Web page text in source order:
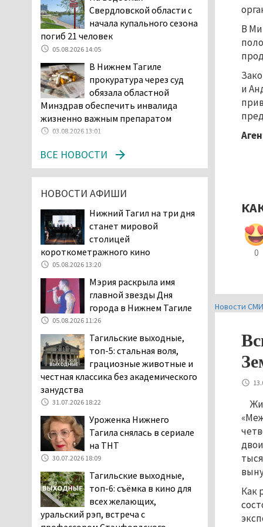
В
и
0
Новости
Как
начала купального сезона
погиб 21 человек
05.08.2026 14:05
Нижний Тагил на три дня
станет мировой
столицей
короткометражного кино
05.08.2026 13:20
Мэрия раскрыла имя
главной звезды Дня
города в Нижнем Тагиле
В Нижнем Тагиле
разыскивают 45-летнего
05.08.2026 11:10
Во втором квартале
текущего года
мошенники украли у
рублей
05.08.2026 10:58
Жителей центра Нижнего
оповещения о
заложенной бомбе
04.08.2026 17:57
движение здесь очень
надо пропускать, почти не видно».
Тагильчане пожаловались на плохой
обзор из-за высокой травы у дороги
на перекрёстке улиц Серова и
Первомайской
04.08.2026 16:53
Отлавливать собак в
Нижнем Тагиле будут
Свердловской области с
начала купального сезона
погиб 21 человек
05.08.2026 14:05
В Нижнем Тагиле
прокуратура через суд
обязала областной
Минздрав обеспечить инвалида
жизненно важным препаратом
03.08.2026 13:01
ВСЕ НОВОСТИ
НОВОСТИ АФИШИ
Нижний Тагил на три дня
станет мировой
столицей
короткометражного кино
05.08.2026 13:20
Мэрия раскрыла имя
главной звезды Дня
города в Нижнем Тагиле
05.08.2026 11:26
Тагильские выходные,
топ-5: стальная воля,
грациозные животные и
честная классика без академического
занудства
31.07.2026 18:22
Уроженка Нижнего
Тагила снялась в сериале
на ТНТ
30.07.2026 18:09
Тагильские выходные,
топ-6: съёмка в кино для
всех желающих,
уральский рэп, встреча с